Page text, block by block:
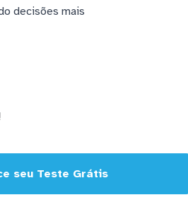
decisões mais
seu Teste Grátis